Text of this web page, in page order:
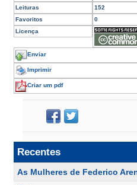
Leituras
152
Favoritos
0
Licença
Enviar
Imprimir
Criar um pdf
Recentes
As Mulheres de Federico